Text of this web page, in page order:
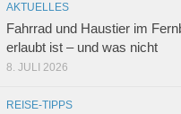
AKTUELLES
Fahrrad und Haustier im
erlaubt ist – und was nicht
8. JULI 2026
REISE-TIPPS